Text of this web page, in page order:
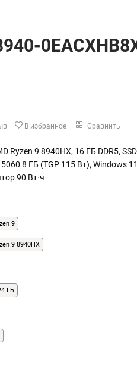
В избранное Сравнить
Ryzen 9 8940HX, 16 ГБ DDR5,
8 ГБ (TGP 115 Вт), Windows
90 Вт·ч
9
9 8940HX
ГБ